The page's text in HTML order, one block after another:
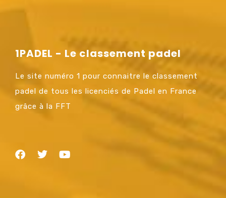
1PADEL - Le classement padel
Le site numéro 1 pour connaitre le classement
padel de tous les licenciés de Padel en France
grâce à la FFT